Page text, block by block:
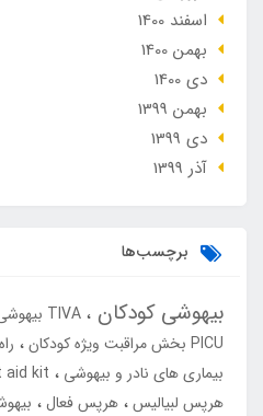
اسفند 1400
بهمن 1400
دی 1400
بهمن 1399
دی 1399
آذر 1399
برچسب‌ها
بیهوشی کودکان
TIVA بیهوشی وریدی کامل
PICU بخش مراقبت ویژه کودکان
بیماری های نادر و بیهوشی
kit
هرپس لبیالیس هرپس فعال